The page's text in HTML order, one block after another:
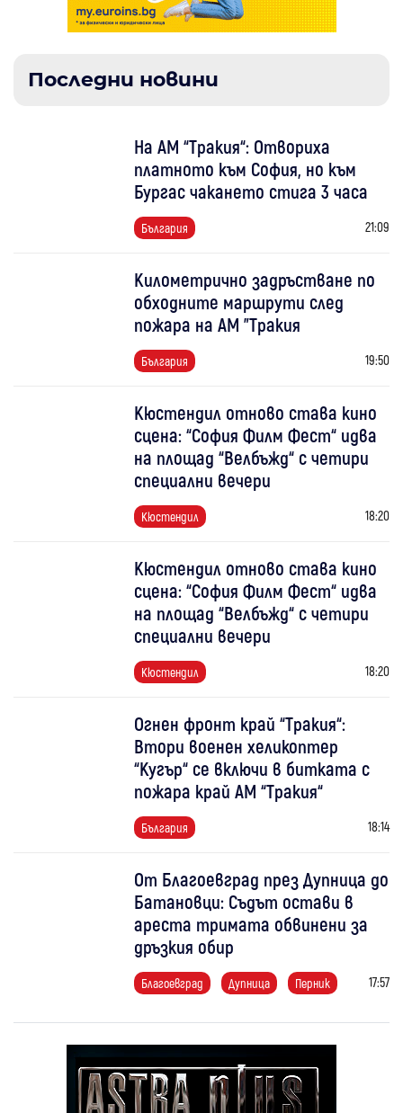
Последни новини
На АМ “Тракия“: Отвориха
платното към София, но към
Бургас чакането стига 3 часа
България 21:09
Километрично задръстване по
обходните маршрути след
пожара на АМ "Тракия
България 19:50
Кюстендил отново става кино
сцена: “София Филм Фест“ идва
на площад “Велбъжд“ с четири
специални вечери
Кюстендил 18:20
Кюстендил отново става кино
сцена: “София Филм Фест“ идва
на площад “Велбъжд“ с четири
специални вечери
Кюстендил 18:20
Огнен фронт край “Тракия“:
Втори военен хеликоптер
“Кугър“ се включи в битката с
пожара край АМ “Тракия“
България 18:14
От Благоевград през Дупница до
Батановци: Съдът остави в
ареста тримата обвинени за
дръзкия обир
Благоевград Дупница Перник 17:57